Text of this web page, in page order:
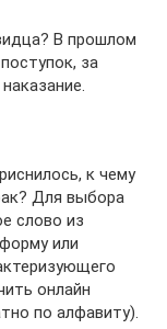
В прошлом
за
к чему
Для выбора
слово из
или
онлайн
по алфавиту).